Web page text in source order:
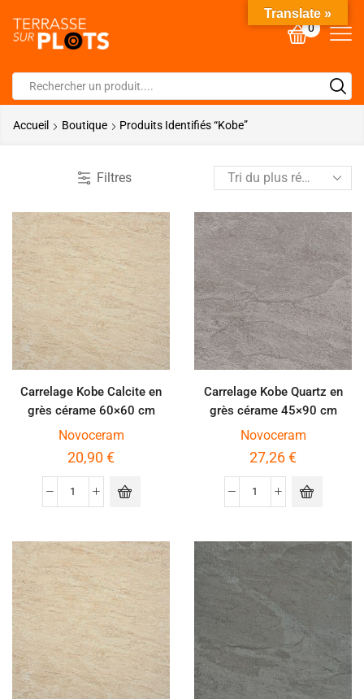
0
Accueil Boutique Produits Identifiés “kobe”
Filtres
Carrelage Kobe Calcite en
grès cérame 60×60 cm
épaisseur 2 cm
Novoceram
20,90€
Carrelage Kobe Quartz en
grès cérame 45×90 cm
épaisseur 2 cm
Novoceram
27,26€
Translate »